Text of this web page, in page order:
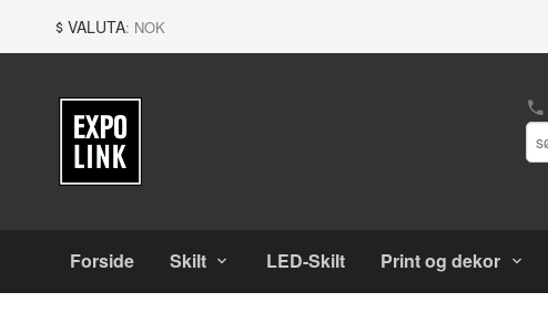
VALUTA: NOK
Produkter
Forside Skilt LED-Skilt Print og dekor